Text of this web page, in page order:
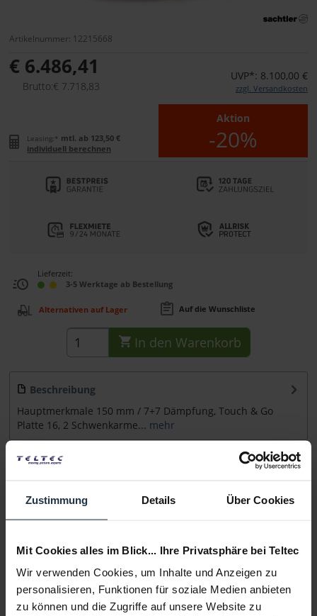
Zustimmung Details Über Cookies
Mit Cookies alles im Blick... Ihre Privatsphäre bei Teltec
Wir verwenden Cookies, um Inhalte und Anzeigen zu
personalisieren, Funktionen für soziale Medien anbieten
zu können und die Zugriffe auf unsere Website zu
Artikelnummer: 12215668
€ 6.486,41
Brutto:€ 7.718,83
UVP*: 8.100,00 €
zzgl. Versandkosten
Aktion
-20%
Leasing:* mtl. ab 123,50 €
individuell berechnen
Lieferzeit:
3-5 Werktage ab Bestellung
Alternativen auf Lager Auf die Wunschliste
In den Warenkorb
Beschreibung
Hauptmerkmale 150 mm / 7+7 Dämpfung, Touch & Go
Platte 16, 2 Schwenkarme... mehr
Zubehör
Beratung
Infos zu Hersteller & Produktsicherheit